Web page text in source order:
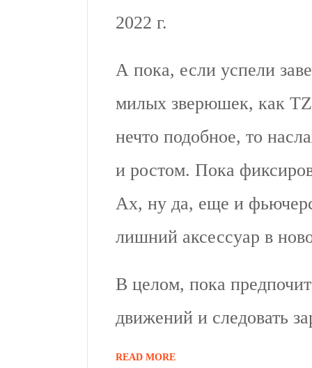
2022 г.
А пока, если успели
милых зверюшек, как
нечто подобное, то
и ростом. Пока
Ах, ну да, еще и
лишний аксессуар в
В целом, пока
движений и следовать
READ MORE